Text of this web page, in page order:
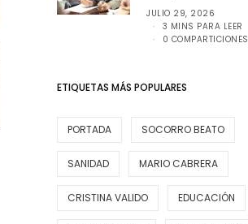
JULIO 29, 2026
3 MINS PARA LEER
0 COMPARTICIONES
ETIQUETAS MÁS POPULARES
PORTADA SOCORRO BEATO
SANIDAD MARIO CABRERA
CRISTINA VALIDO EDUCACIÓN